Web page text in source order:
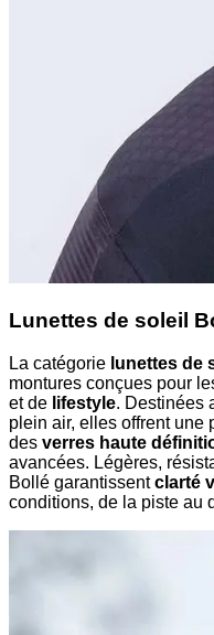
Lunettes de soleil
La catégorie lunettes de
montures conçues pour
et de lifestyle. Destinées
plein air, elles offrent une
des verres haute
avancées. Légères,
Bollé garantissentclarté
conditions, de la piste au